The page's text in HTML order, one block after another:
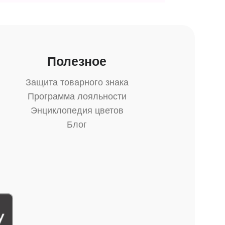
Полезное
Защита товарного знака
Программа лояльности
Энциклопедия цветов
Блог